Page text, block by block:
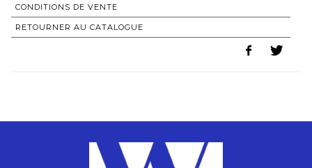
CONDITIONS DE VENTE
RETOURNER AU CATALOGUE